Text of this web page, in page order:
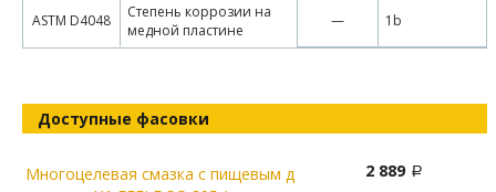
ASTM D4048
Степень коррозии на
медной пластине
— 1b
Доступные фасовки
Многоцелевая смазка с пищевым д
2 889